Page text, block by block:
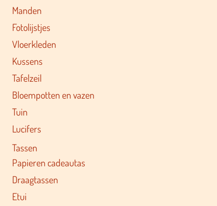
Manden
Fotolijstjes
Vloerkleden
Kussens
Tafelzeil
Bloempotten en vazen
Tuin
Lucifers
Tassen
Papieren cadeautas
Draagtassen
Etui